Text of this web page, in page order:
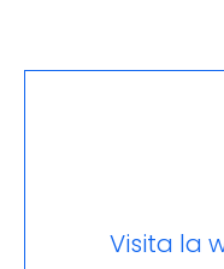
Visita la